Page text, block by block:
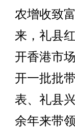
农增收致
来，礼县
开香港市
开一批批
表、礼县
余年来带